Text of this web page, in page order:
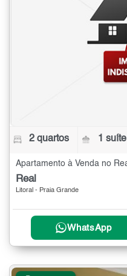
2 quartos 1 suíte
Apartamento à Venda no
Real
Litoral - Praia Grande
WhatsApp